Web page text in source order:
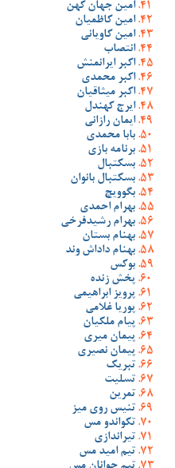
امین جهان کهن
امین کاظمیان
امین کاویانی
انتصاب
اکبر ایرانمنش
اکبر محمدی
اکبر میثاقیان
ایرج کهندل
ایمان رازانی
بابا محمدی
برنامه بازی
بسکتبال
بسکتبال بانوان
بگوویچ
بهرام احمدی
بهرام رشیدفرخی
بهنام بستان
بهنام داداش وند
بوکس
پخش زنده
پرویز ابراهیمی
پوریا غلامی
پیام ملکیان
پیمان میری
پیمان نصیری
تبریک
تسلیت
تمرین
تنیس روی میز
تکواندو مس
تیراندازی
تیم امید مس